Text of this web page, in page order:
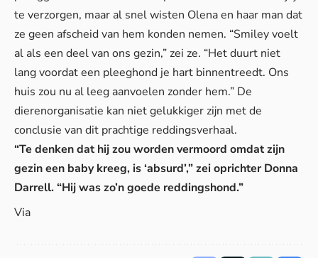
te verzorgen, maar al snel wisten Olena en haar man dat
ze geen afscheid van hem konden nemen. “Smiley voelt
al als een deel van ons gezin,” zei ze. “Het duurt niet
lang voordat een pleeghond je hart binnentreedt. Ons
huis zou nu al leeg aanvoelen zonder hem.” De
dierenorganisatie kan niet gelukkiger zijn met de
conclusie van dit prachtige reddingsverhaal.
“Te denken dat hij zou worden vermoord omdat zijn
gezin een baby kreeg, is ‘absurd’,” zei oprichter Donna
Darrell. “Hij was zo’n goede reddingshond.”
Via